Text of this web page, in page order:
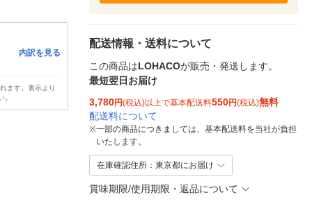
内訳を見る
ます。表示より
。
配送情報・送料について
この商品はLOHACOが販売・発送します。
最短翌日お届け
3,780円(税込)以上で基本配送料550円(税込)無料
配送料について
※一部の商品につきましては、基本配送料を当社が負担
いたします。
在庫確認住所：東京都にお届け
賞味期限/使用期限・返品について